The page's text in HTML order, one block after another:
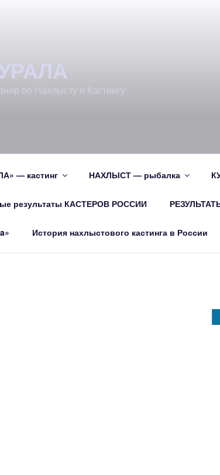
по Нахлысту и Кастингу
— кастинг НАХЛЫСТ — рыбалка
результаты КАСТЕРОВ РОССИИ
История нахлыстового кастинга в России